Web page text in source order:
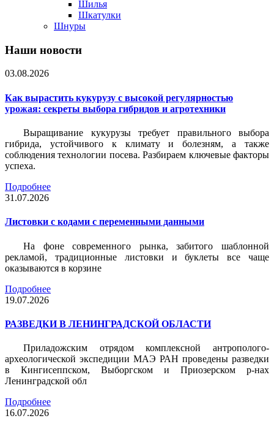
Шилья
Шкатулки
Шнуры
Наши новости
03.08.2026
Как вырастить кукурузу с высокой регулярностью
урожая: секреты выбора гибридов и агротехники
Выращивание кукурузы требует правильного выбора
гибрида, устойчивого к климату и болезням, а также
соблюдения технологии посева. Разбираем ключевые факторы
успеха.
Подробнее
31.07.2026
Листовки c кодами с переменными данными
На фоне современного рынка, забитого шаблонной
рекламой, традиционные листовки и буклеты все чаще
оказываются в корзине
Подробнее
19.07.2026
РАЗВЕДКИ В ЛЕНИНГРАДСКОЙ ОБЛАСТИ
Приладожским отрядом комплексной антрополого-
археологической экспедиции МАЭ РАН проведены разведки
в Кингисеппском, Выборгском и Приозерском р-нах
Ленинградской обл
Подробнее
16.07.2026